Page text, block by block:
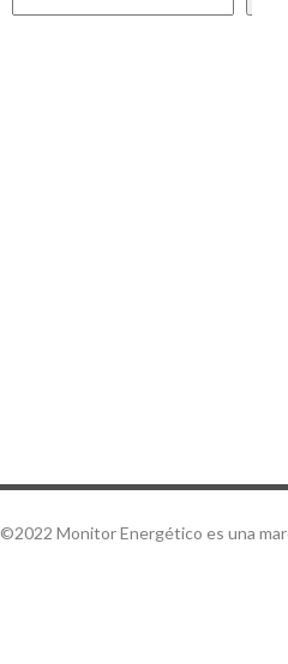
©2022 Monitor Energético es una